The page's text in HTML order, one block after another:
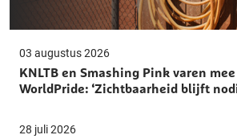
03 augustus 2026
KNLTB en Smashing Pink varen
WorldPride: ‘Zichtbaarheid blijft
28 juli 2026